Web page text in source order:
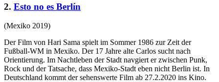
2. Esto no es Berlín
(Mexiko 2019)
Der Film von Hari Sama spielt im Sommer 1986 zur Zeit der
Fußball-WM in Mexiko. Der 17 Jahre alte Carlos sucht nach
Orientierung. Im Nachtleben der Stadt navgiert er zwischen Punk,
Rock und der Tatsache, dass Mexiko-Stadt eben nicht Berlin ist. In
Deutschland kommt der sehenswerte Film ab 27.2.2020 ins Kino.